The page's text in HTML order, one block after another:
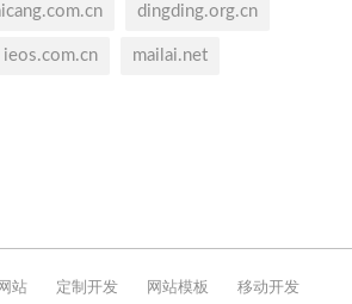
dingding.org.cn
ieos.com.cn mailai.net
站 定制开发 网站模板 移动开发